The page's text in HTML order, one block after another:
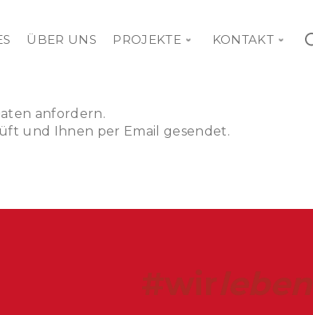
ÜBER UNS PROJEKTE KONTAKT
anfordern.
und Ihnen per Email gesendet.
#wirleben